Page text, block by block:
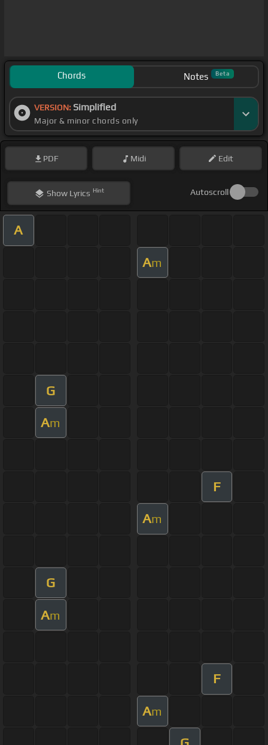
Chords Notes Beta
VERSION: Simplified
Major & minor chords only
PDF Midi Edit
ShowLyrics Hint Autoscroll
A
Am
G
Am
F
Am
G
Am
F
Am